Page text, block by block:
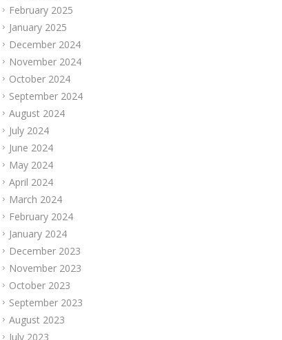
February 2025
January 2025
December 2024
November 2024
October 2024
September 2024
August 2024
July 2024
June 2024
May 2024
April 2024
March 2024
February 2024
January 2024
December 2023
November 2023
October 2023
September 2023
August 2023
July 2023